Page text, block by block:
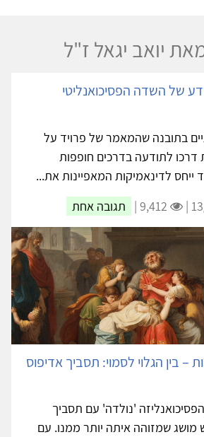
יואב יגאל ז"ל
של השדה הפסיכואנליטי
בתובנה שהמאמר של פרויד על
דרכו לתודעה בדרכים חופפות
ייחס לדינאמיקות המאפיינות את...
תגובה אחת
– בין הגלוי לסמוי: תסביך אדיפוס
'נולדה' עם תסביך
מושג שמזוהה איתה יותר ממנו. עם